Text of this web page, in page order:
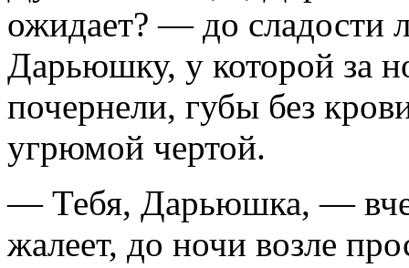
ожидает? — до сладости
Дарьюшку, у которой за
почернели, губы без
угрюмой чертой.
— Тебя, Дарьюшка, —
жалеет, до ночи возле